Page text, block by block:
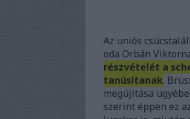
Az uniós
oda Orbán
részvételét a
tanúsítanak.
megújítása
szerint éppen ez